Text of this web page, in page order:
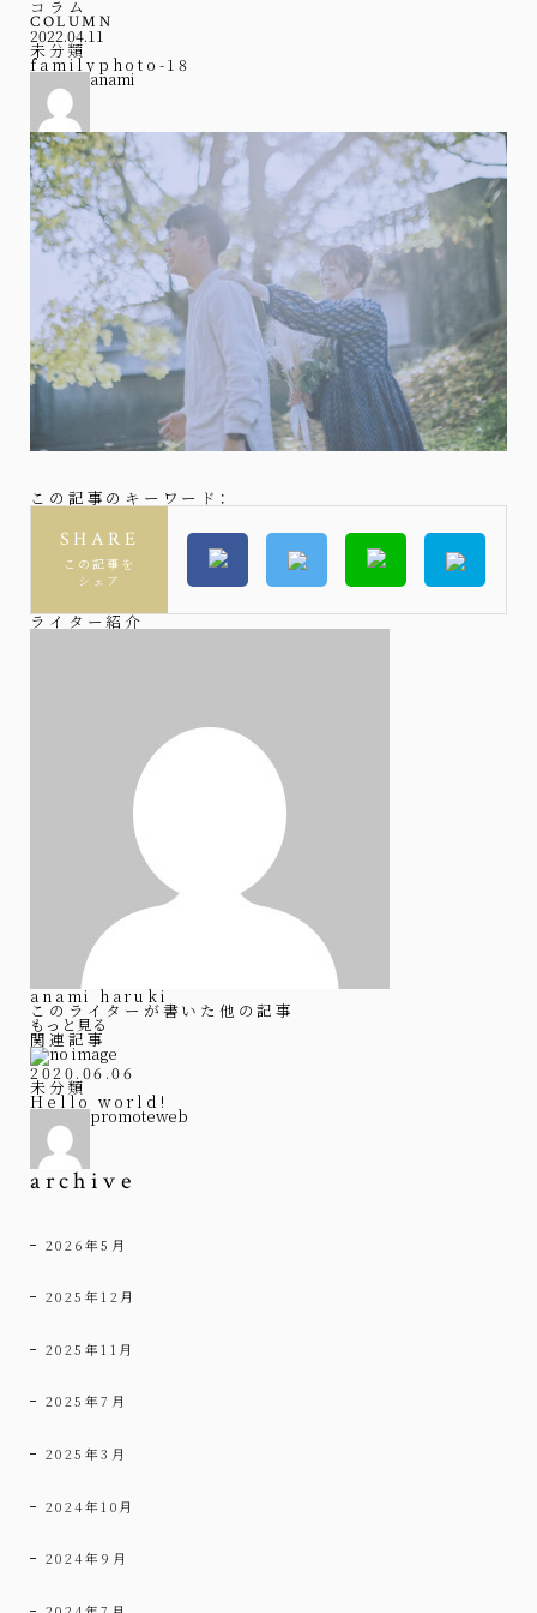
コラム
COLUMN
2022.04.11
未分類
familyphoto-18
anami
この記事のキーワード：
SHARE
この記事を
シェア
ライター紹介
anami haruki
このライターが書いた他の記事
もっと見る
関連記事
2020.06.06
未分類
Hello world!
promoteweb
archive
2026年5月
2025年12月
2025年11月
2025年7月
2025年3月
2024年10月
2024年9月